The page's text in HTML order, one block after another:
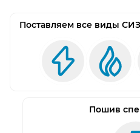
зажима для подъема по
положения блокировки
под нагрузкой, так и без
проушина для
Поставляем все виды СИЗ
Пошив